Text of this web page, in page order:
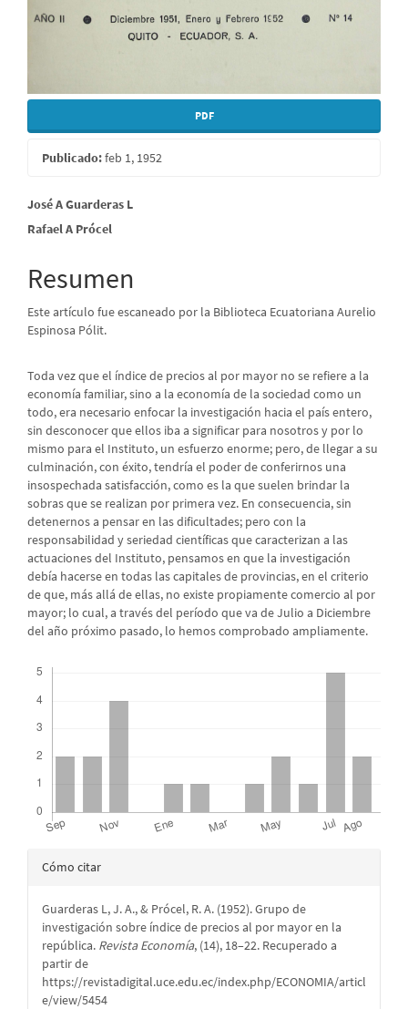
PDF
Publicado:feb 1, 1952
Contenido
principal
del
artículo
José A Guarderas L
Rafael A Prócel
Resumen
Este artículo fue escaneado por la Biblioteca Ecuatoriana Aurelio
Espinosa Pólit.
Toda vez que el índice de precios al por mayor no se refiere a la
economía familiar, sino a la economía de la sociedad como un
todo, era necesario enfocar la investigación hacia el país entero,
sin desconocer que ellos iba a significar para nosotros y por lo
mismo para el Instituto, un esfuerzo enorme; pero, de llegar a su
culminación, con éxito, tendría el poder de conferirnos una
insospechada satisfacción, como es la que suelen brindar la
sobras que se realizan por primera vez. En consecuencia, sin
detenernos a pensar en las dificultades; pero con la
responsabilidad y seriedad científicas que caracterizan a las
actuaciones del Instituto, pensamos en que la investigación
debía hacerse en todas las capitales de provincias, en el criterio
de que, más allá de ellas, no existe propiamente comercio al por
mayor; lo cual, a través del período que va de Julio a Diciembre
del año próximo pasado, lo hemos comprobado ampliamente.
Detalles
artículo
Cómo citar
Guarderas L, J. A., & Prócel, R. A. (1952). Grupo de
investigación sobre índice de precios al por mayor en la
república. Revista Economía, (14), 18–22. Recuperado a
partir de
https://revistadigital.uce.edu.ec/index.php/ECONOMIA/articl
e/view/5454